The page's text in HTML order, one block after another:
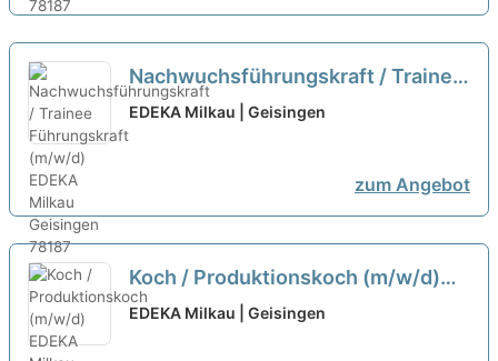
Nachwuchsführungskraft / Trainee
Führungskraft (m/w/d)
EDEKA Milkau | Geisingen
zum Angebot
Koch / Produktionskoch (m/w/d)
neu
EDEKA Milkau | Geisingen